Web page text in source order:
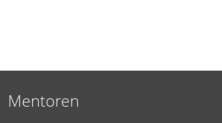
zu
Mentoren